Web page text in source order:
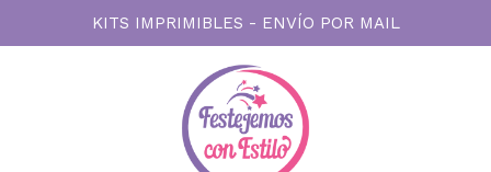
KITS IMPRIMIBLES - ENVÍO POR MAIL